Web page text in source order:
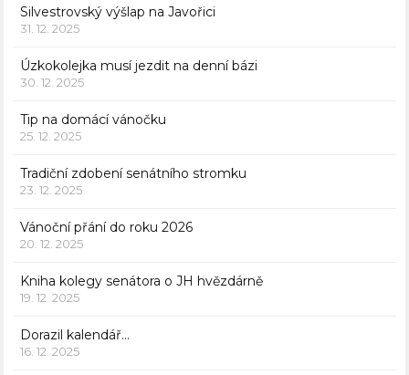
Silvestrovský výšlap na Javořici
31. 12. 2025
Úzkokolejka musí jezdit na denní bázi
30. 12. 2025
Tip na domácí vánočku
25. 12. 2025
Tradiční zdobení senátního stromku
23. 12. 2025
Vánoční přání do roku 2026
20. 12. 2025
Kniha kolegy senátora o JH hvězdárně
19. 12. 2025
Dorazil kalendář…
16. 12. 2025